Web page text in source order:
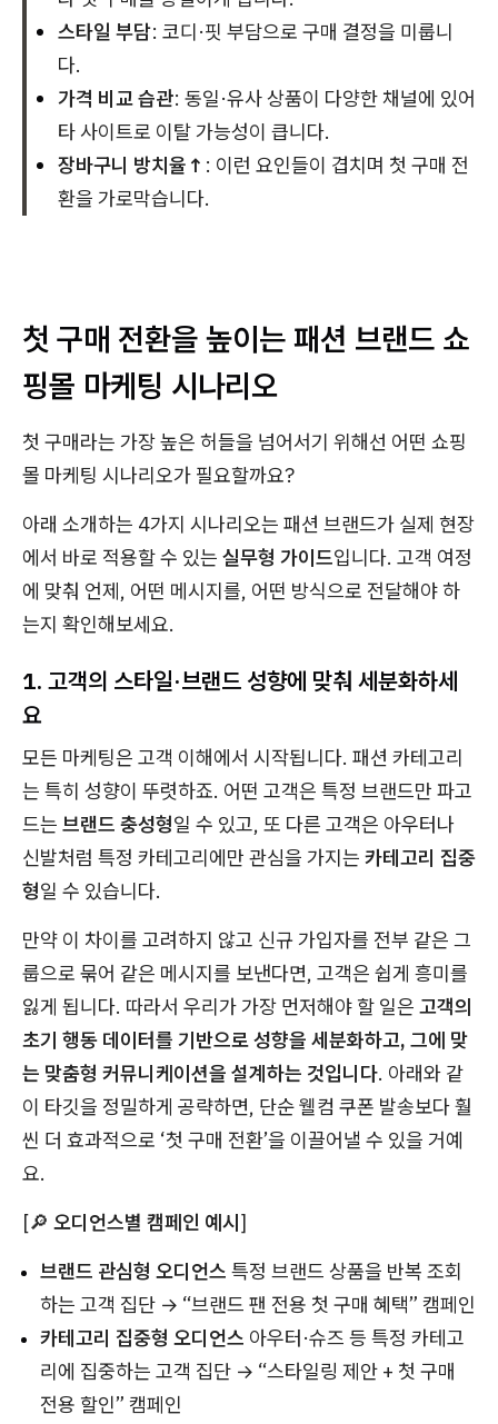
스타일 부담: 코디·핏 부담으로 구매 결정을 미룹니
다.
가격 비교 습관: 동일·유사 상품이 다양한 채널에 있어
타 사이트로 이탈 가능성이 큽니다.
장바구니 방치율↑ : 이런 요인들이 겹치며 첫 구매 전
환을 가로막습니다.
첫 구매 전환을 높이는 패션 브랜드 쇼
핑몰 마케팅 시나리오
첫 구매라는 가장 높은 허들을 넘어서기 위해선 어떤 쇼핑
몰 마케팅 시나리오가 필요할까요?
아래 소개하는 4가지 시나리오는 패션 브랜드가 실제 현장
에서 바로 적용할 수 있는 실무형 가이드입니다. 고객 여정
에 맞춰 언제, 어떤 메시지를, 어떤 방식으로 전달해야 하
는지 확인해보세요.
1. 고객의 스타일·브랜드 성향에 맞춰 세분화하세
요
모든 마케팅은 고객 이해에서 시작됩니다. 패션 카테고리
는 특히 성향이 뚜렷하죠. 어떤 고객은 특정 브랜드만 파고
드는 브랜드 충성형일 수 있고, 또 다른 고객은 아우터나
신발처럼 특정 카테고리에만 관심을 가지는 카테고리 집중
형일 수 있습니다.
만약 이 차이를 고려하지 않고 신규 가입자를 전부 같은 그
룹으로 묶어 같은 메시지를 보낸다면, 고객은 쉽게 흥미를
잃게 됩니다. 따라서 우리가 가장 먼저해야 할 일은 고객의
초기 행동 데이터를 기반으로 성향을 세분화하고, 그에 맞
는 맞춤형 커뮤니케이션을 설계하는 것입니다. 아래와 같
이 타깃을 정밀하게 공략하면, 단순 웰컴 쿠폰 발송보다 훨
씬 더 효과적으로 ‘첫 구매 전환’을 이끌어낼 수 있을 거예
요.
[🔎 오디언스별 캠페인 예시]
브랜드 관심형 오디언스 특정 브랜드 상품을 반복 조회
하는 고객 집단 → “브랜드 팬 전용 첫 구매 혜택” 캠페인
카테고리 집중형 오디언스 아우터·슈즈 등 특정 카테고
리에 집중하는 고객 집단 → “스타일링 제안 + 첫 구매
전용 할인” 캠페인